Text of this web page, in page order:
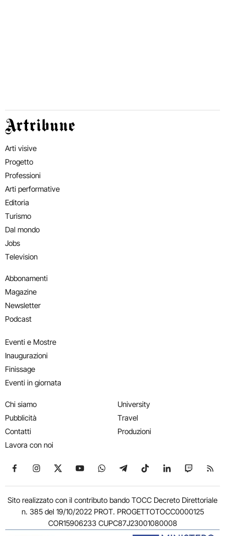
Artribune
Arti visive
Progetto
Professioni
Arti performative
Editoria
Turismo
Dal mondo
Jobs
Television
Abbonamenti
Magazine
Newsletter
Podcast
Eventi e Mostre
Inaugurazioni
Finissage
Eventi in giornata
Chi siamo
Pubblicità
Contatti
Lavora con noi
University
Travel
Produzioni
Seguici su Facebook
Seguici su Instagram
Seguici su X
Seguici su YouTube
Seguici su WhatsApp
Seguici su Telegram
Seguici su TikTok
Seguici su
Seguici
Sito realizzato con il contributo bando TOCC Decreto Direttoriale
n. 385 del 19/10/2022 PROT. PROGETTOTOCC0000125
COR15906233 CUPC87J23001080008